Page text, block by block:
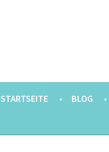
STARTSEITE BLOG